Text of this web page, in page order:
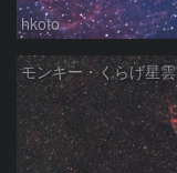
hkoto
モンキー・くらげ星雲